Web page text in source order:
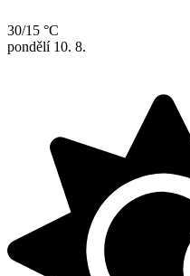
30/15 °C
pondělí 10. 8.